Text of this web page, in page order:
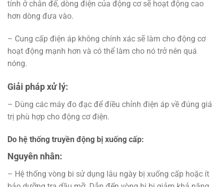
tính ở chân đế, dòng điện của động cơ sẽ hoạt động cao
hơn dòng đưa vào.
– Cung cấp điện áp không chính xác sẽ làm cho động cơ
hoạt động mạnh hơn và có thể làm cho nó trở nên quá
nóng.
Giải pháp xử lý:
– Dùng các máy đo đạc để điều chỉnh điện áp về đúng giá
trị phù hợp cho động cơ điện.
Do hệ thống truyền động bị xuống cấp:
Nguyên nhân:
– Hệ thống vòng bi sử dụng lâu ngày bị xuống cấp hoặc ít